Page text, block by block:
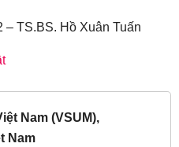
– TS.BS. Hồ Xuân Tuấn
Nam (VSUM),
Nam